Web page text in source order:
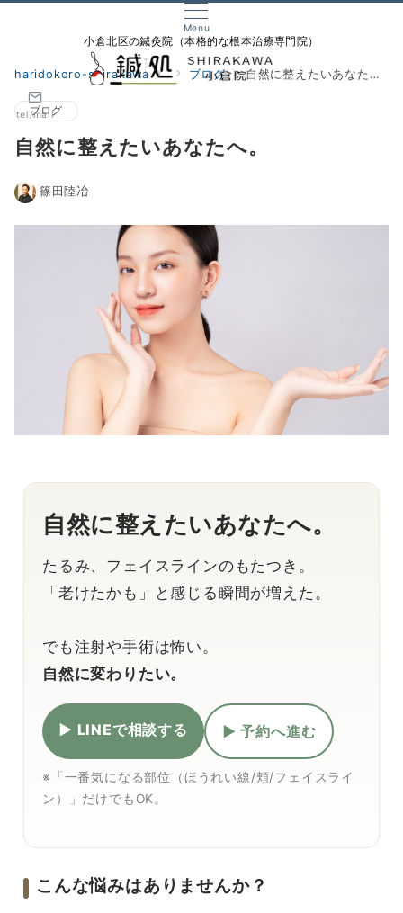
Menu
小倉北区の鍼灸院（本格的な根本治療専門院）
tel/mail
haridokoro-shirakawa ブログ 自然に整えたいあなたへ。
ブログ
自然に整えたいあなたへ。
篠田陸冶
自然に整えたいあなたへ。
たるみ、フェイスラインのもたつき。
「老けたかも」と感じる瞬間が増えた。
でも注射や手術は怖い。
自然に変わりたい。
▶ LINEで相談する ▶ 予約へ進む
※「一番気になる部位（ほうれい線/頬/フェイスライ
ン）」だけでもOK。
こんな悩みはありませんか？